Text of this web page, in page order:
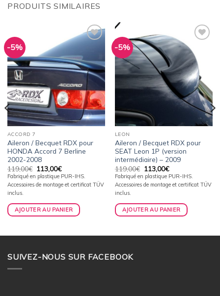
PRODUITS SIMILAIRES
-5%
wishlist
ACCORD 7
Aileron / Becquet RDX pour
HONDA Accord 7 Berline
2002-2008
119,00€ Le
prix
initial
était :
113,00€Le
prix
actuel
est :
Fabriqué en plastique PUR-IHS.
Accessoires de montage et certificat TÜV
inclus.
AJOUTER AU PANIER
-5%
Ajouter
à la
wishlist
LEON
Aileron / Becquet RDX pour
SEAT Leon 1P (version
intermédiaire) – 2009
119,00€ Le
prix
initial
était :
113,00€Le
prix
actuel
est :
Fabriqué en plastique PUR-IHS.
Accessoires de montage et certificat TÜV
inclus.
AJOUTER AU PANIER
SUIVEZ-NOUS SUR FACEBOOK